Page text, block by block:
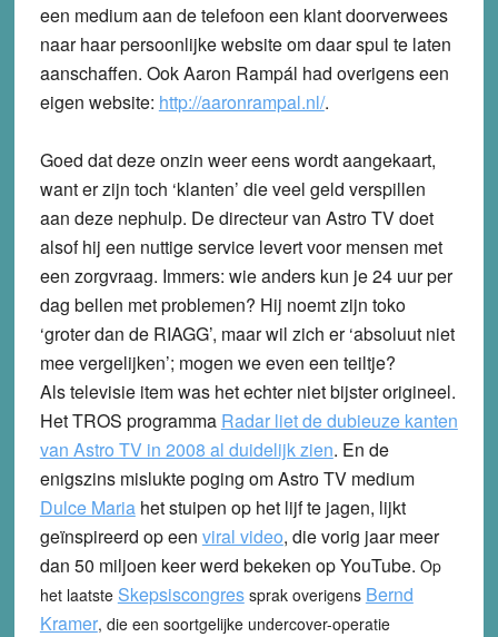
een medium aan de telefoon een klant doorverwees
naar haar persoonlijke website om daar spul te laten
aanschaffen. Ook Aaron Rampál had overigens een
eigen website: http://aaronrampal.nl/.
Goed dat deze onzin weer eens wordt aangekaart,
want er zijn toch ‘klanten’ die veel geld verspillen
aan deze nephulp. De directeur van Astro TV doet
alsof hij een nuttige service levert voor mensen met
een zorgvraag. Immers: wie anders kun je 24 uur per
dag bellen met problemen? Hij noemt zijn toko
‘groter dan de RIAGG’, maar wil zich er ‘absoluut niet
mee vergelijken’; mogen we even een teiltje?
Als televisie item was het echter niet bijster origineel.
Het TROS programma Radar liet de dubieuze kanten
van Astro TV in 2008 al duidelijk zien. En de
enigszins mislukte poging om Astro TV medium
Dulce Mariahet stuipen op het lijf te jagen, lijkt
geïnspireerd op een viral video, die vorig jaar meer
dan 50 miljoen keer werd bekeken op YouTube. Op
het laatste Skepsiscongressprak overigens Bernd
Kramer, die een soortgelijke undercover-operatie